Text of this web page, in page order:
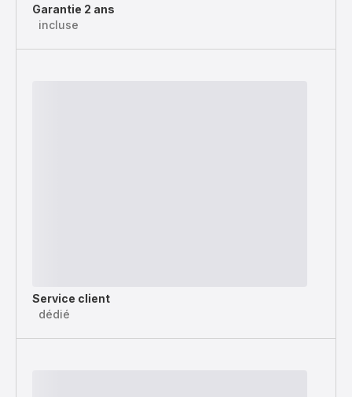
Garantie 2 ans
incluse
Service client
dédié